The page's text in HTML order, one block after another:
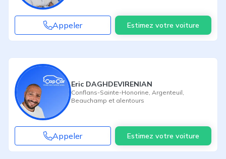
Appeler Estimez votre voiture
Eric DAGHDEVIRENIAN
Conflans-Sainte-Honorine Argenteuil
Beauchamp et alentours
Appeler Estimez votre voiture